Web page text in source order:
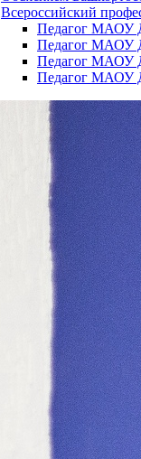
Всероссийский
Педагог МАОУ
Педагог МАОУ
Педагог МАОУ
Педагог МАОУ